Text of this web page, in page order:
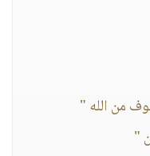
من الله "
"